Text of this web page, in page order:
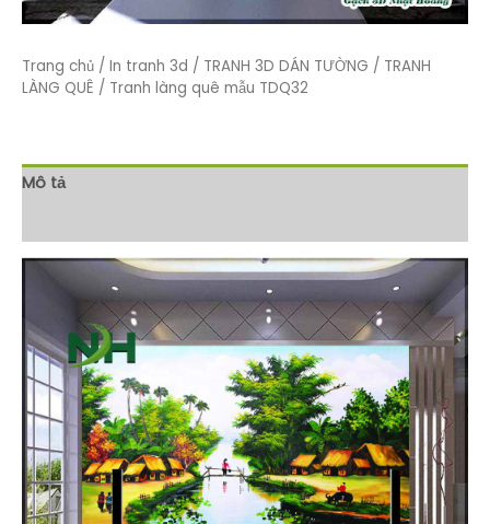
Trang chủ / In tranh 3d / TRANH 3D DÁN TƯỜNG / TRANH
LÀNG QUÊ / Tranh làng quê mẫu TDQ32
Mô tả